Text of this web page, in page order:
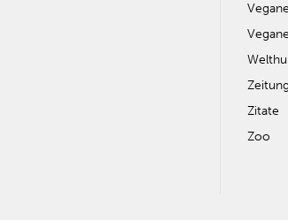
Zitate
Zoo